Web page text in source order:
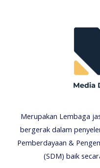
Merupakan Lembaga
bergerak dalam
Pemberdayaan &
(SDM) baik